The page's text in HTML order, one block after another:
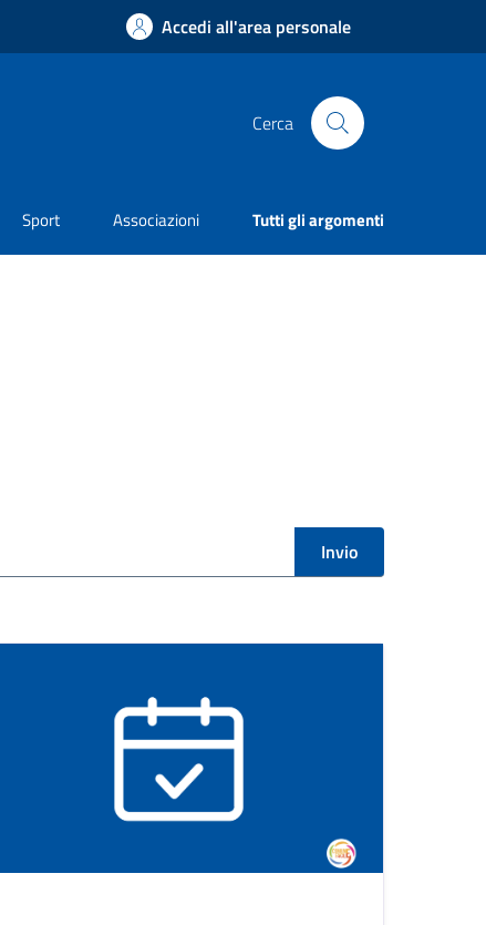
Accedi all'area personale
Cerca
Sport Associazioni Tutti gli argomenti
Invio